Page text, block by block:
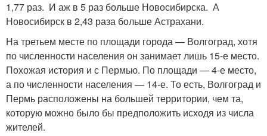
1,77 раз. И аж в 5 раз больше Новосибирска. А
Новосибирск в 2,43 раза больше Астрахани.
На третьем месте по площади города — Волгоград, хотя
по численности населения он занимает лишь 15-е место.
Похожая история и с Пермью. По площади — 4-е место,
а по численности населения — 14-е. То есть, Волгоград и
Пермь расположены на большей территории, чем та,
которую можно было бы предположить исходя из числа
жителей.